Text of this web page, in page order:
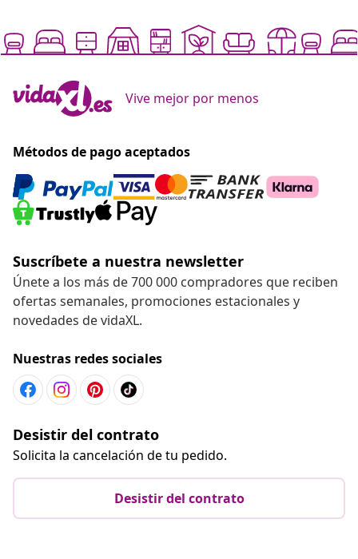
Vive mejor por menos
Métodos de pago aceptados
Suscríbete a nuestra newsletter
Únete a los más de 700 000 compradores que reciben
ofertas semanales, promociones estacionales y
novedades de vidaXL.
Nuestras redes sociales
Desistir del contrato
Solicita la cancelación de tu pedido.
Desistir del contrato